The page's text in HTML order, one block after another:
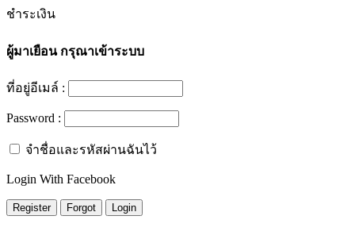
ชำระเงิน
ผู้มาเยือนกรุณาเข้าระบบ
ที่อยู่อีเมล์ :
Password :
จำชื่อและรหัสผ่านฉันไว้
Login With Facebook